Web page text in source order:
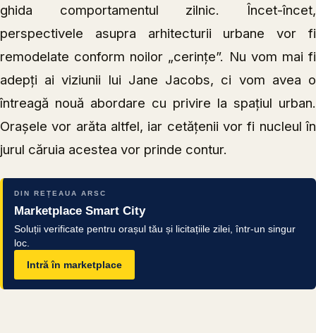
ghida comportamentul zilnic. Încet-încet,
perspectivele asupra arhitecturii urbane vor fi
remodelate conform noilor „cerințe”. Nu vom mai fi
adepți ai viziunii lui Jane Jacobs, ci vom avea o
întreagă nouă abordare cu privire la spațiul urban.
Orașele vor arăta altfel, iar cetățenii vor fi nucleul în
jurul căruia acestea vor prinde contur.
DIN REȚEAUA ARSC
Marketplace Smart City
Soluții verificate pentru orașul tău și licitațiile zilei, într-un singur
loc.
Intră în marketplace